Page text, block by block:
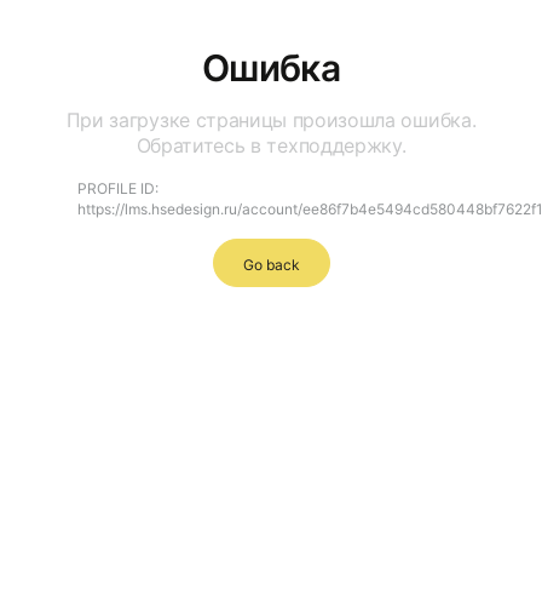
Ошибка
При загрузке страницы произошла ошибка.
Обратитесь в техподдержку.
PROFILE ID:
https://lms.hsedesign.ru/account/
Go back